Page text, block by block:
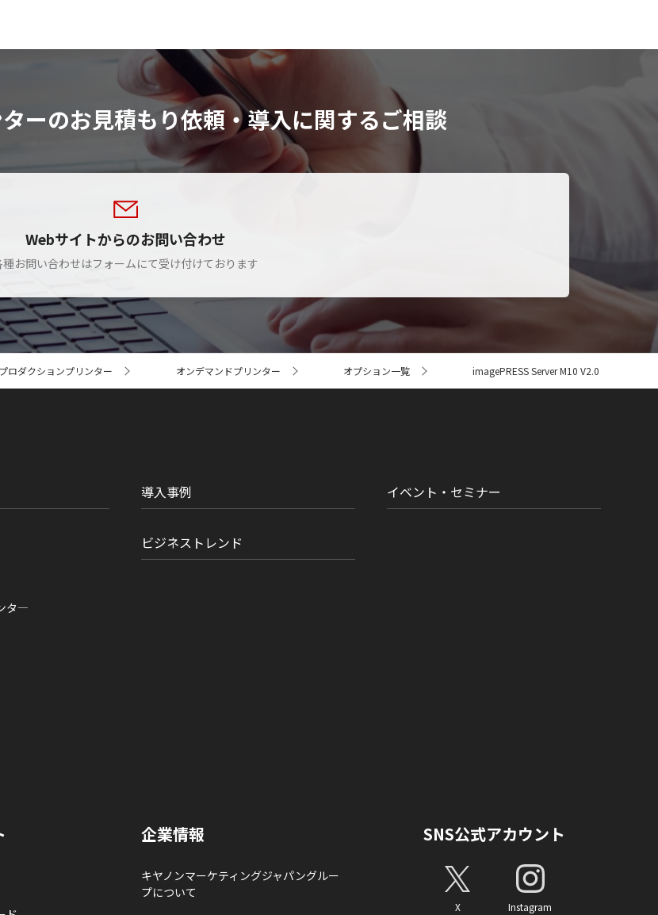
ーのお見積もり依頼・導入に関するご相談
Webサイトからのお問い合わせ
種お問い合わせはフォームにて受け付けております
プロダクションプリンター オンデマンドプリンター オプション一覧 imagePRESS Server M10 V2.0
タ―
導入事例
ビジネストレンド
イベント・セミナー
企業情報
キヤノンマーケティングジャパングルー
プについて
SNS公式アカウント
X Instagram